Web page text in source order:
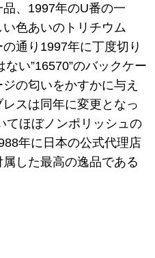
、1997年のU番の一
色あいのトリチウム
通り1997年に丁度切り
い”16570”のバックケー
の匂いをかすかに与え
スは同年に変更となっ
てほぼノンポリッシュの
年に日本の公式代理店
した最高の逸品である